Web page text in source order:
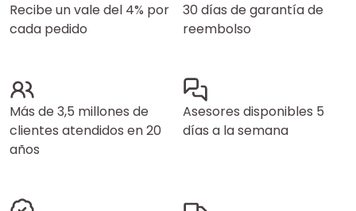
Recibe un vale del 4% por
cada pedido
30 días de garantía de
reembolso
Más de 3,5 millones de
clientes atendidos en 20
años
Asesores disponibles 5
días a la semana